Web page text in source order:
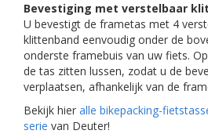
Bevestiging met verstelbaar
U bevestigt de frametas met 4
klittenband eenvoudig onder de
onderste framebuis van uw fiets.
de tas zitten lussen, zodat u de
verplaatsen, afhankelijk van de
Bekijk hier alle bikepacking-
serie van Deuter!